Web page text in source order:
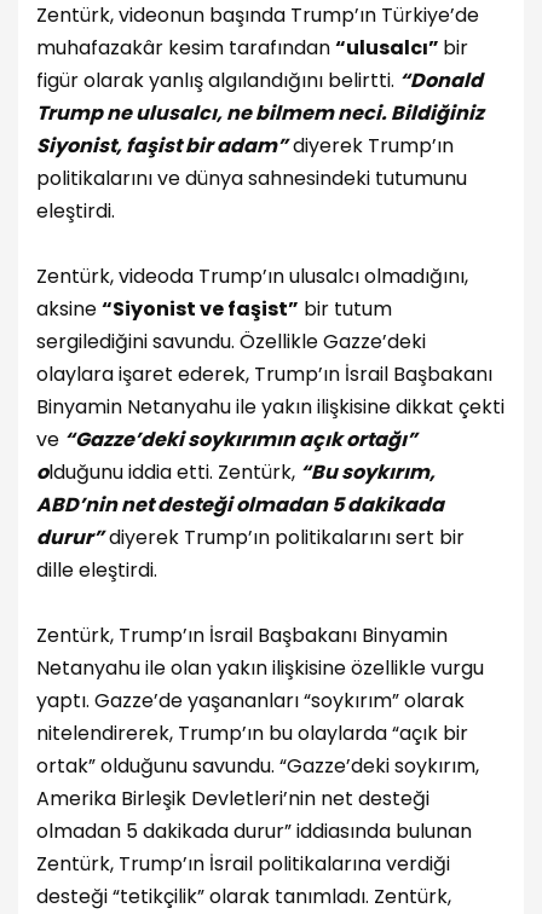
Zentürk, videonun başında Trump’ın Türkiye’de
muhafazakâr kesim tarafından“ulusalcı” bir
figür olarak yanlış algılandığını belirtti. “Donald
Trump ne ulusalcı, ne bilmem neci. Bildiğiniz
Siyonist, faşist bir adam”diyerek Trump’ın
politikalarını ve dünya sahnesindeki tutumunu
eleştirdi.
Zentürk, videoda Trump’ın ulusalcı olmadığını,
aksine“Siyonist ve faşist” bir tutum
sergilediğini savundu. Özellikle Gazze’deki
olaylara işaret ederek, Trump’ın İsrail Başbakanı
Binyamin Netanyahu ile yakın ilişkisine dikkat çekti
ve “Gazze’deki soykırımın açık ortağı”
olduğunu iddia etti. Zentürk, “Bu soykırım,
ABD’nin net desteği olmadan 5 dakikada
durur”diyerek Trump’ın politikalarını sert bir
dille eleştirdi.
Zentürk, Trump’ın İsrail Başbakanı Binyamin
Netanyahu ile olan yakın ilişkisine özellikle vurgu
yaptı. Gazze’de yaşananları “soykırım” olarak
nitelendirerek, Trump’ın bu olaylarda “açık bir
ortak” olduğunu savundu. “Gazze’deki soykırım,
Amerika Birleşik Devletleri’nin net desteği
olmadan 5 dakikada durur” iddiasında bulunan
Zentürk, Trump’ın İsrail politikalarına verdiği
desteği “tetikçilik” olarak tanımladı. Zentürk,